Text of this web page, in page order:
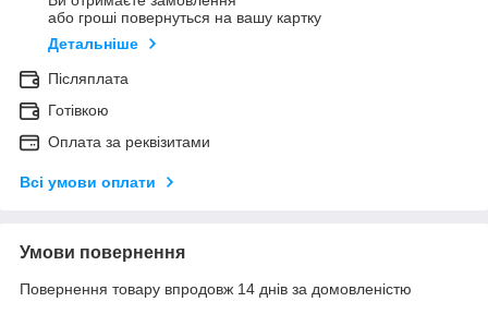
або гроші повернуться на вашу картку
Детальніше
Післяплата
Готівкою
Оплата за реквізитами
Всі умови оплати
Умови повернення
Повернення товару впродовж 14 днів за домовленістю